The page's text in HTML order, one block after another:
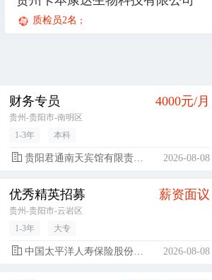
土建造价工程师；
质检员2名 ；
财务专员 4000元/月
贵州-贵阳市-南明区
1-3年
本科
贵阳君通南天宾馆有限责任公司南明区解放路分公司 2026-08-08
优秀精英招募 薪资面议
贵州-贵阳市-云岩区
1-3年
大专
中国太平洋人寿保险股份有限公司 2026-08-08